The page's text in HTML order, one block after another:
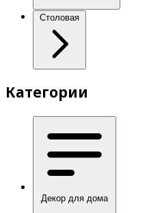
Столовая
Категории
Декор для дома